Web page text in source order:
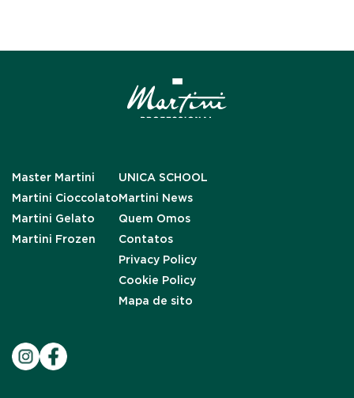
Master Martini
Martini Cioccolato
Martini Gelato
Martini Frozen
UNICA SCHOOL
Martini News
Quem Omos
Contatos
Privacy Policy
Cookie Policy
Mapa de sito